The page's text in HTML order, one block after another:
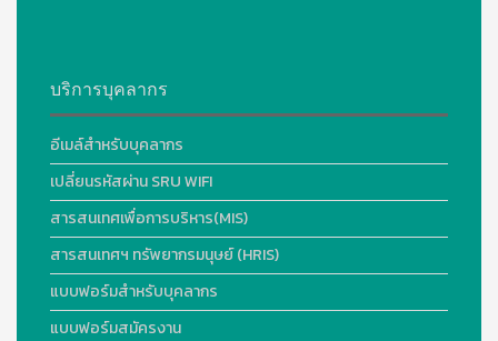
บริการบุคลากร
อีเมล์สำหรับบุคลากร
เปลี่ยนรหัสผ่าน SRU WIFI
สารสนเทศเพื่อการบริหาร(MIS)
สารสนเทศฯ ทรัพยากรมนุษย์ (HRIS)
แบบฟอร์มสำหรับบุคลากร
แบบฟอร์มสมัครงาน